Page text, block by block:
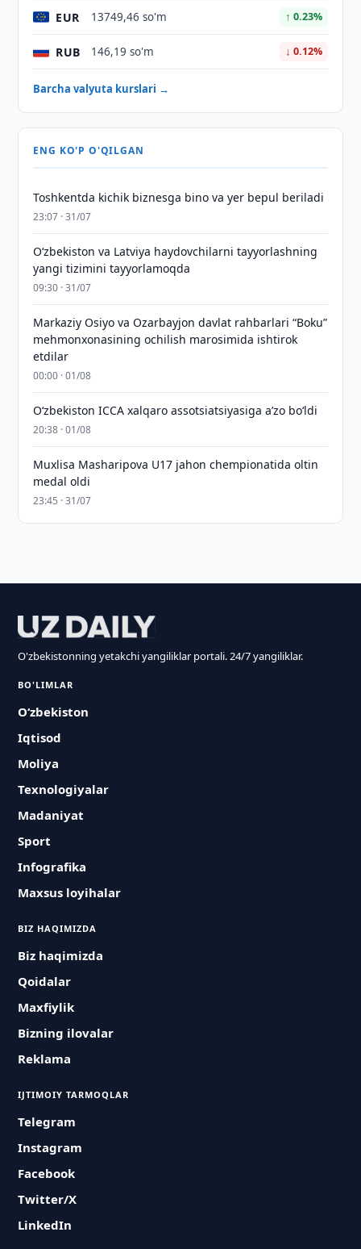
EUR 13749,46 so'm ↑ 0.23%
RUB 146,19 so'm ↓ 0.12%
Barcha valyuta kurslari →
ENG KO'P O'QILGAN
Toshkentda kichik biznesga bino va yer bepul beriladi
23:07 · 31/07
Oʻzbekiston va Latviya haydovchilarni tayyorlashning
yangi tizimini tayyorlamoqda
09:30 · 31/07
Markaziy Osiyo va Ozarbayjon davlat rahbarlari “Boku”
mehmonxonasining ochilish marosimida ishtirok
etdilar
00:00 · 01/08
O‘zbekiston ICCA xalqaro assotsiatsiyasiga aʼzo bo‘ldi
20:38 · 01/08
Muxlisa Masharipova U17 jahon chempionatida oltin
medal oldi
23:45 · 31/07
O'zbekistonning yetakchi yangiliklar portali. 24/7 yangiliklar.
BO'LIMLAR
O‘zbekiston
Iqtisod
Moliya
Texnologiyalar
Madaniyat
Sport
Infografika
Maxsus loyihalar
BIZ HAQIMIZDA
Biz haqimizda
Qoidalar
Maxfiylik
Bizning ilovalar
Reklama
IJTIMOIY TARMOQLAR
Telegram
Instagram
Facebook
Twitter/X
LinkedIn